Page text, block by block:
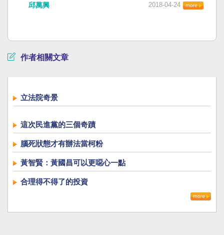
邱萬興 2018-04-24
作者相關文章
立法院奇景
這次民進黨的三個奇蹟
腦死狀態才有辦法當柯粉
黃智賢：黃國昌可以更噁心一點
合理得不得了的投資